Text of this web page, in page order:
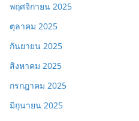
พฤศจิกายน 2025
ตุลาคม 2025
กันยายน 2025
สิงหาคม 2025
กรกฎาคม 2025
มิถุนายน 2025